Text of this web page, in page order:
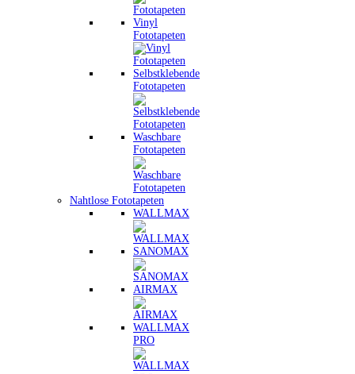
Vinyl
Fototapeten
Selbstklebende
Fototapeten
Waschbare
Fototapeten
Nahtlose Fototapeten
WALLMAX
SANOMAX
AIRMAX
WALLMAX
PRO